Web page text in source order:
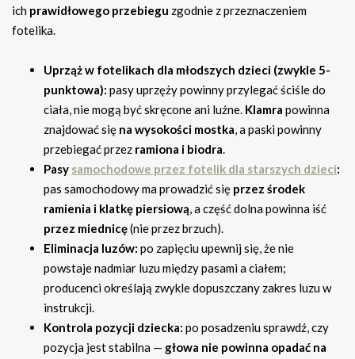
ich prawidłowego przebiegu zgodnie z przeznaczeniem
fotelika.
Uprząż w fotelikach dla młodszych dzieci (zwykle 5-
punktowa): pasy uprzęży powinny przylegać ściśle do
ciała, nie mogą być skręcone ani luźne. Klamra powinna
znajdować się na wysokości mostka, a paski powinny
przebiegać przez ramiona i biodra.
Pasy samochodowe przez fotelik dla starszych dzieci:
pas samochodowy ma prowadzić się przez środek
ramienia i klatkę piersiową, a część dolna powinna iść
przez miednicę(nie przez brzuch).
Eliminacja luzów: po zapięciu upewnij się, że nie
powstaje nadmiar luzu między pasami a ciałem;
producenci określają zwykle dopuszczany zakres luzu w
instrukcji.
Kontrola pozycji dziecka: po posadzeniu sprawdź, czy
pozycja jest stabilna — głowa nie powinna opadać na